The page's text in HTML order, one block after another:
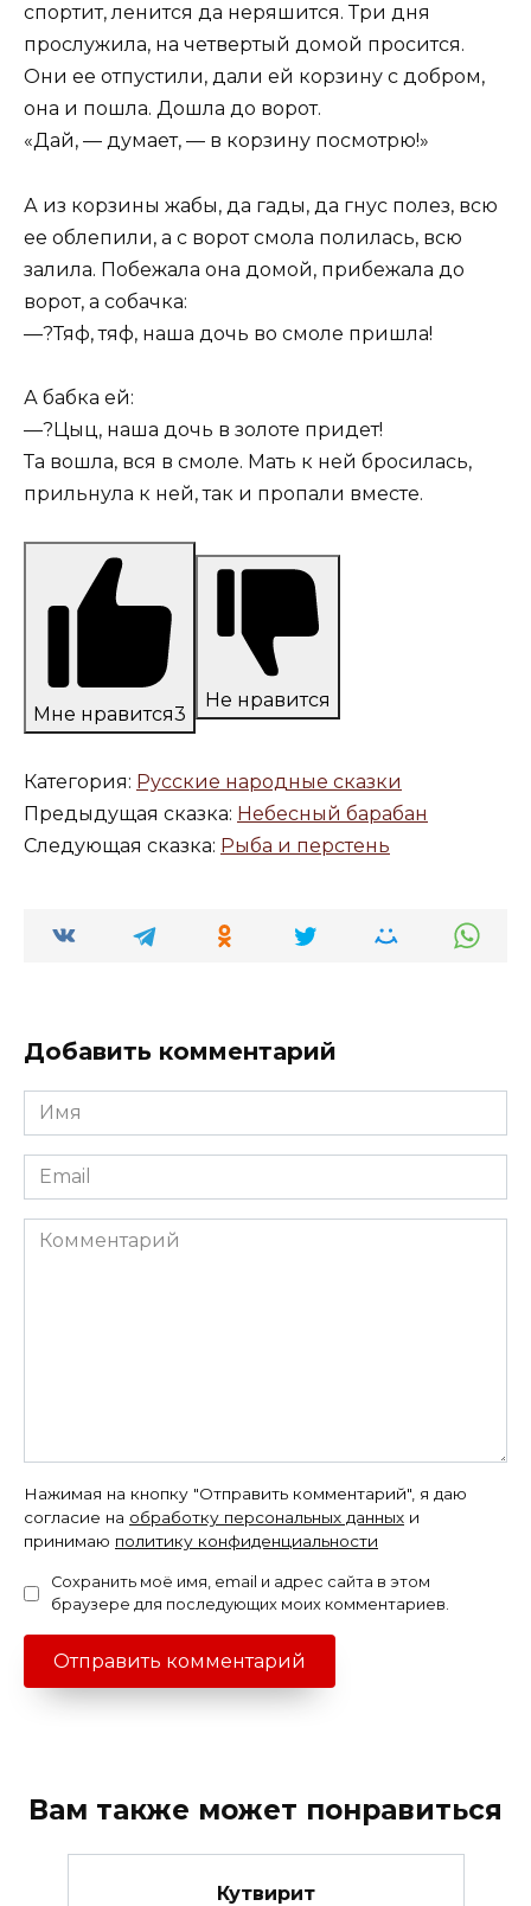
спортит, ленится да неряшится. Три дня
прослужила, на четвертый домой просится.
Они ее отпустили, дали ей корзину с добром,
она и пошла. Дошла до ворот.
«Дай, — думает, — в корзину посмотрю!»
А из корзины жабы, да гады, да гнус полез, всю
ее облепили, а с ворот смола полилась, всю
залила. Побежала она домой, прибежала до
ворот, а собачка:
—?Тяф, тяф, наша дочь во смоле пришла!
А бабка ей:
—?Цыц, наша дочь в золоте придет!
Та вошла, вся в смоле. Мать к ней бросилась,
прильнула к ней, так и пропали вместе.
Мне нравится3
Не нравится
Категория: Русские народные сказки
Предыдущая сказка: Небесный барабан
Следующая сказка: Рыба и перстень
Добавить комментарий
Имя
*
Email
*
Комментарий
Нажимая на кнопку "Отправить комментарий", я даю
согласие на обработку персональных данных и
принимаю политику конфиденциальности
Сохранить моё имя, email и адрес сайта в этом
браузере для последующих моих комментариев.
Вам также может понравиться
Кутвирит